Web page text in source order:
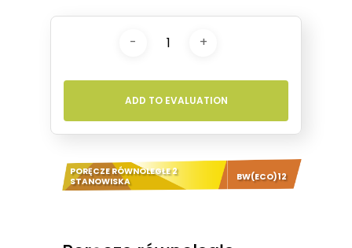
ADD TO EVALUATION
PORĘCZE RÓWNOLEGŁE 2
STANOWISKA
BW(ECO)12